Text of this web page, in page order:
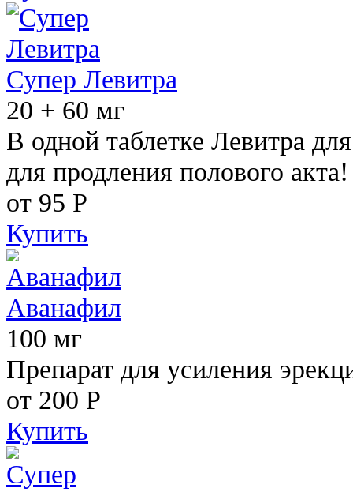
Супер Левитра
20 + 60 мг
В одной таблетке Левитра
для продления полового акта!
от 95 Р
Купить
Аванафил
100 мг
Препарат для усиления
от 200 Р
Купить